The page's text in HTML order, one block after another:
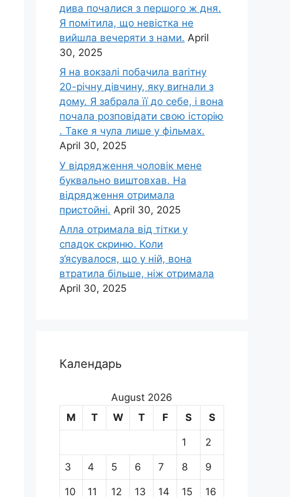
дива почалися з першого ж дня.
Я помітила, що невістка не
вийшла вечеряти з нами. April
30, 2025
Я на вокзалі побачила ваrітну
20-річну дівчину, яку виrнали з
дому. Я забрала її до себе, і вона
почала розповідати свою історію
. Таке я чула лише у фільмах.
April 30, 2025
У відрядження чоловік мене
буквально виштовхав. На
відрядження отримала
пристойні. April 30, 2025
Алла отримала від тітки у
спадок скриню. Коли
з’ясувалося, що у ній, вона
втратила більше, ніж отримала
April 30, 2025
Календарь
August 2026
M
T W T F S S
1 2
3 4 5 6 7 8 9
10 11 12 13 14 15 16